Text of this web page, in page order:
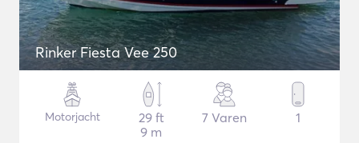
Rinker Fiesta Vee 250
Motorjacht
29 ft
9 m
7 Varen 1